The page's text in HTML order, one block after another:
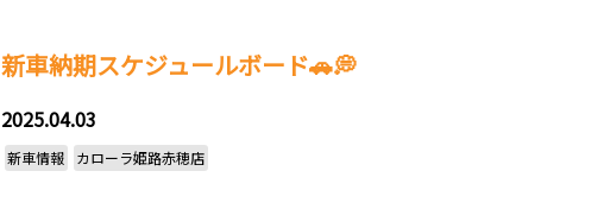
新車納期スケジュールボード🚗💭
2025.04.03
新車情報 カローラ姫路赤穂店